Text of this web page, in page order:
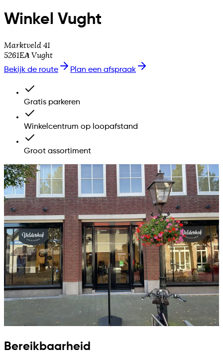
Winkel Vught
Marktveld 41
5261EA Vught
Bekijk de route Plan een afspraak
Gratis parkeren
Winkelcentrum op loopafstand
Groot assortiment
Bereikbaarheid